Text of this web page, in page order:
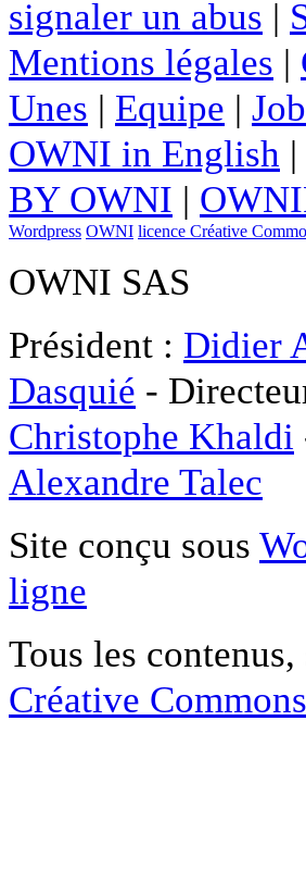
signaler un abus |
Mentions légales |
Unes | Equipe |
OWNI in English |
BY OWNI |
Wordpress OWNI licence Créative
OWNI SAS
Président : Didier
Dasquié -
Christophe Khaldi
Alexandre Talec
Site conçu sous
ligne
Tous les
Créative